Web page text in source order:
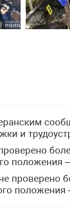
и
положения
проверено
положения